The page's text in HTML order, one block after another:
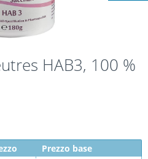
HAB3, 100 %
Prezzo base